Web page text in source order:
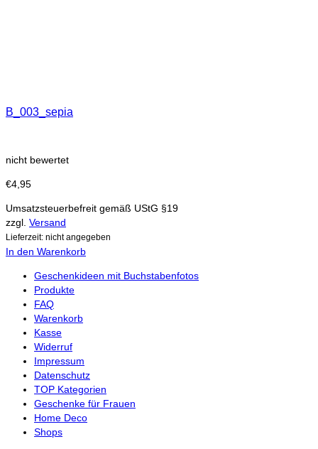
B_003_sepia
nicht bewertet
€4,95
Umsatzsteuerbefreit gemäß UStG §19
zzgl. Versand
Lieferzeit: nicht angegeben
In den Warenkorb
Geschenkideen mit Buchstabenfotos
Produkte
FAQ
Warenkorb
Kasse
Widerruf
Impressum
Datenschutz
TOP Kategorien
Geschenke für Frauen
Home Deco
Shops